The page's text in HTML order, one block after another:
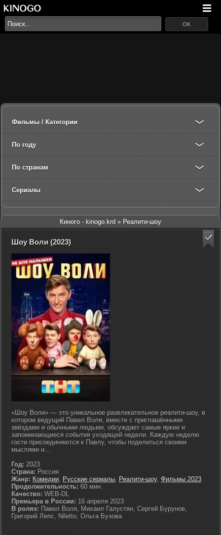
Фильмы / Категории
По году
По странам
Сериалы
Киного - kinogo.krd » Реалити-шоу
Шоу Воли (2023)
«Шоу Воли» — это уникальное развлекательное реалити-шоу, в
котором ведущий Павел Воля, вместе с приглашёнными
звёздами и обычными людьми, обсуждает самые яркие и
запоминающиеся события уходящей недели. Каждую неделю
гости присоединяются к Павлу, чтобы поделиться своими
мыслями и...
Год: 2023
Страна: Россия
Жанр: Комедии, Русские сериалы, Реалити-шоу, Фильмы 2023
Продолжительность: 60 мин.
Качество: WEB-DL
Премьера в России: 16 апреля 2023
В ролях: Павел Воля, Михаил Галустян, Сергей Бурунов,
Григорий Лепс, Niletto, Ольга Бузова
OK